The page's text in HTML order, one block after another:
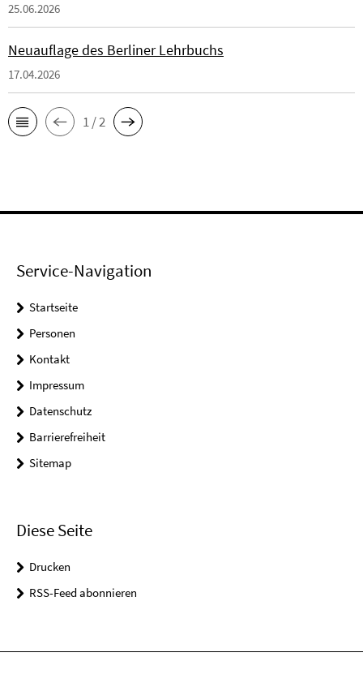
25.06.2026
Neuauflage des Berliner Lehrbuchs
17.04.2026
1 / 2
Service-Navigation
Startseite
Personen
Kontakt
Impressum
Datenschutz
Barrierefreiheit
Sitemap
Diese Seite
Drucken
RSS-Feed abonnieren